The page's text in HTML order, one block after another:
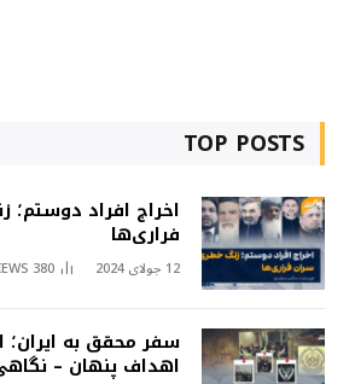
TOP POSTS
اخراج افراد
فراری‌ها
12 جولای 2024 380
سفر محقق به
اهداف پنهان –